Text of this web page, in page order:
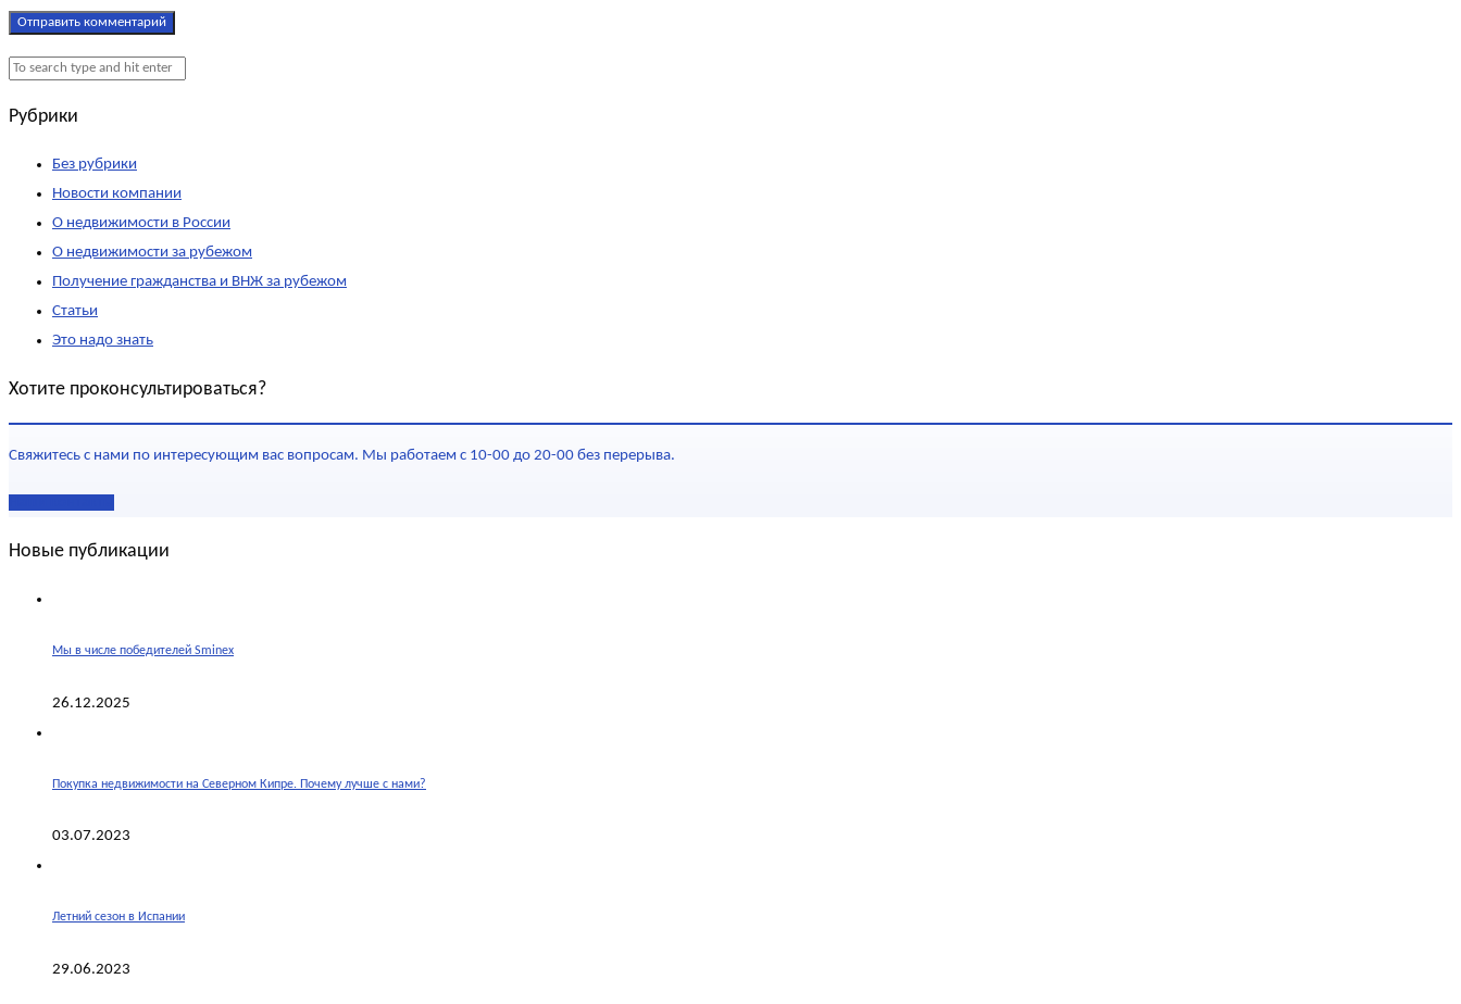
Рубрики
Без рубрики
Новости компании
О недвижимости в России
О недвижимости за рубежом
Получение гражданства и ВНЖ за рубежом
Статьи
Это надо знать
Хотите проконсультироваться?
Свяжитесь с нами по интересующим вас вопросам. Мы работаем с 10-00 до 20-00 без перерыва.
Новые публикации
Мы в числе победителей Sminex
26.12.2025
Покупка недвижимости на Северном Кипре. Почему лучше с нами?
03.07.2023
Летний сезон в Испании
29.06.2023